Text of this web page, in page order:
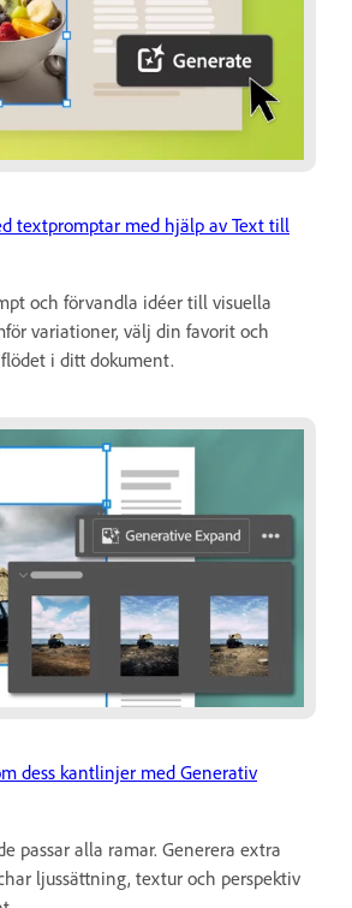
textpromptar med hjälp av Text till
och förvandla idéer till visuella
variationer, välj din favorit och
i ditt dokument.
dess kantlinjer med Generativ
passar alla ramar. Generera extra
ljussättning, textur och perspektiv